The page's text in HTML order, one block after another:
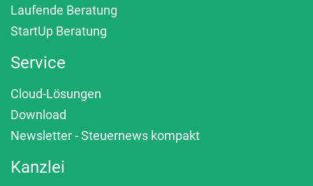
Laufende Beratung
StartUp Beratung
Service
Cloud-Lösungen
Download
Newsletter - Steuernews kompakt
Kanzlei